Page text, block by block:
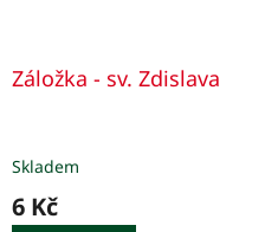
Záložka - sv. Zdislava
Skladem
6 Kč